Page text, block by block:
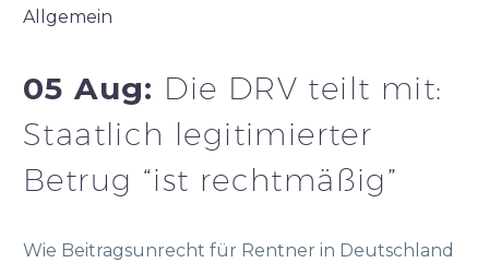
Allgemein
05 Aug: Die DRV teilt mit:
Staatlich legitimierter
Betrug “ist rechtmäßig”
Wie Beitragsunrecht für Rentner in Deutschland